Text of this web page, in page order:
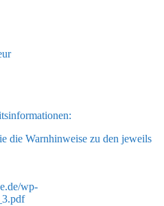
die Warnhinweise zu den jeweils
wp-